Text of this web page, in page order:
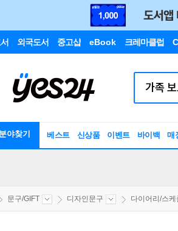
외국도서 중고샵 eBook 크레마클럽
야찾기 베스트 신상품 이벤트 바이백 매
문구/GIFT 디자인문구 다이어리/스케